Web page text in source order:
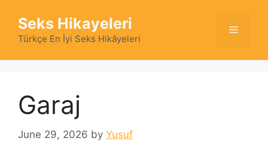
content
Seks Hikayeleri
Türkçe En İyi Seks Hikâyeleri
Menu
Garaj
June 29, 2026 by Yusuf